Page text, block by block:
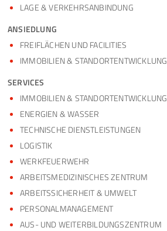
LAGE & VERKEHRSANBINDUNG
ANSIEDLUNG
FREIFLÄCHEN UND FACILITIES
IMMOBILIEN & STANDORTENTWICKLUNG
SERVICES
IMMOBILIEN & STANDORTENTWICKLUNG
ENERGIEN & WASSER
TECHNISCHE DIENSTLEISTUNGEN
LOGISTIK
WERKFEUERWEHR
ARBEITSMEDIZINISCHES ZENTRUM
ARBEITSSICHERHEIT & UMWELT
PERSONALMANAGEMENT
AUS- UND WEITERBILDUNGSZENTRUM